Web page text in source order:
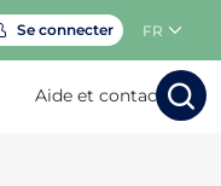
Se connecter FR
Aide et contact
RechercherRechercher